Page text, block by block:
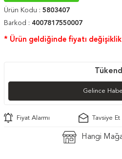
Ürün Kodu : 5803407
Barkod : 4007817550007
* Ürün geldiğinde fiyatı
Gelince
Fiyat Alarmı Tavsiye Et
Hangi